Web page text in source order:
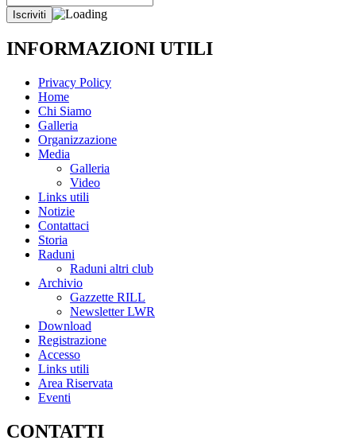
INFORMAZIONI UTILI
Privacy Policy
Home
Chi Siamo
Galleria
Organizzazione
Media
Galleria
Video
Links utili
Notizie
Contattaci
Storia
Raduni
Raduni altri club
Archivio
Gazzette RILL
Newsletter LWR
Download
Registrazione
Accesso
Links utili
Area Riservata
Eventi
CONTATTI